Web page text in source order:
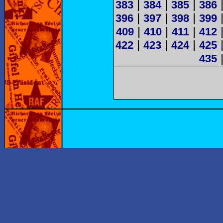
383 384| 385 386
396 | 397 | 398 | 399
409| 410| 411| 412
422 | 423 | 424| 425
435